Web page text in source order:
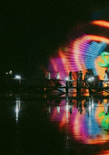
Prețul afișat pentru
final promoțional, iar
prin compararea
barat. Produsele
„OFERTĂ
promoția de Ziua
Este important de
valabile exclusiv
Garmin, pe
Garmin